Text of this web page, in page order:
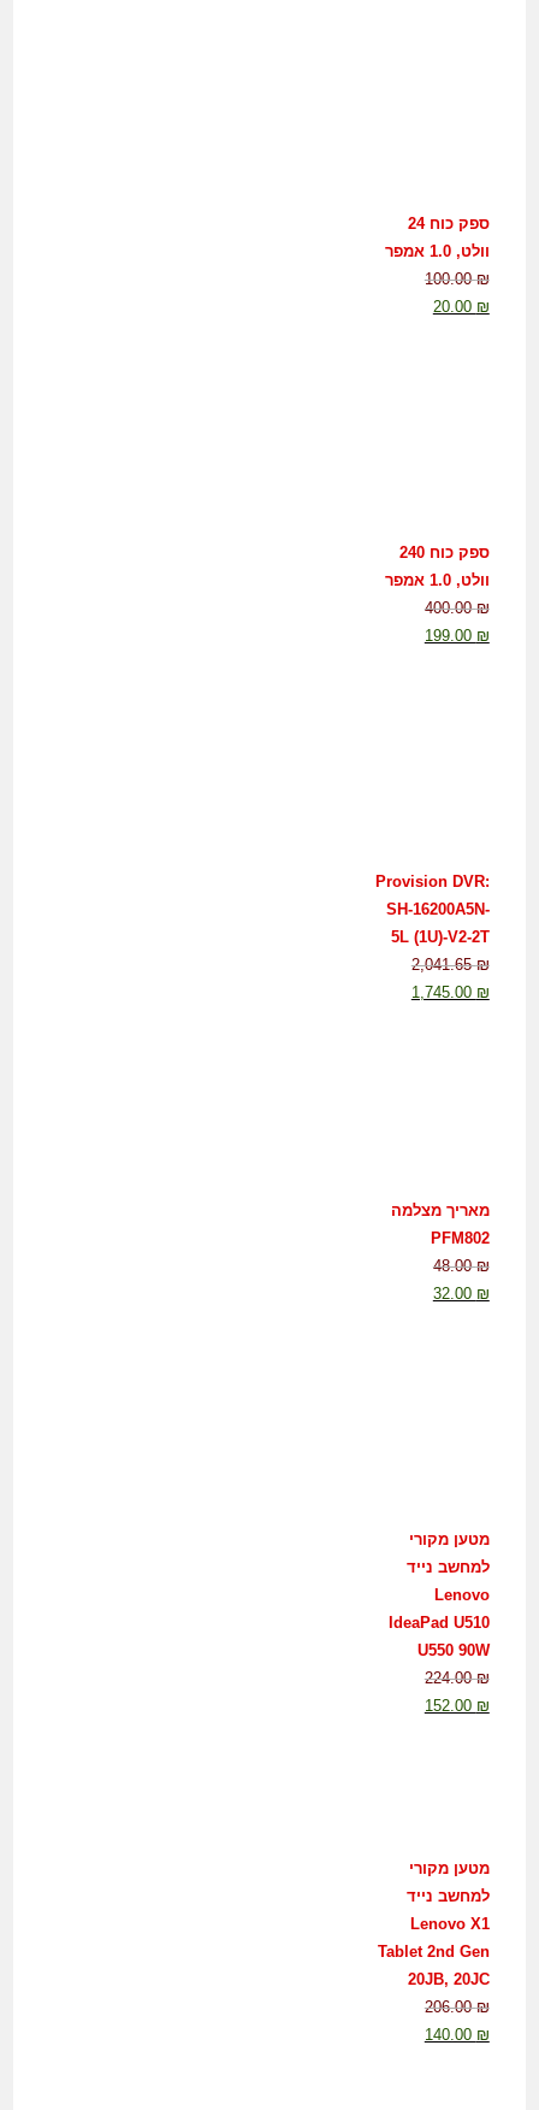
ספק כוח 24
וולט, 1.0 אמפר
100.00₪
20.00 ₪
ספק כוח 240
וולט, 1.0 אמפר
400.00₪
199.00 ₪
Provision DVR:
SH-16200A5N-
5L (1U)-V2-2T
2,041.65₪
1,745.00 ₪
מאריך מצלמה
PFM802
48.00₪
32.00 ₪
מטען מקורי
למחשב נייד
Lenovo
IdeaPad U510
U550 90W
224.00₪
152.00 ₪
מטען מקורי
למחשב נייד
Lenovo X1
Tablet 2nd Gen
20JB, 20JC
206.00₪
140.00 ₪